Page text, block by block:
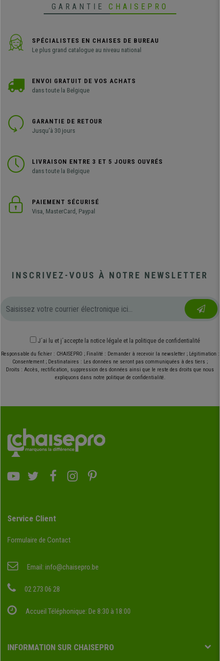
GARANTIE CHAISEPRO
SPÉCIALISTES EN CHAISES DE BUREAU
Le plus grand catalogue au niveau national
ENVOI GRATUIT DE VOS ACHATS
dans toute la Belgique
GARANTIE DE RETOUR
Jusqu'à 30 jours
LIVRAISON ENTRE 3 ET 5 JOURS OUVRÉS
dans toute la Belgique
PAIEMENT SÉCURISÉ
Visa, MasterCard, Paypal
INSCRIVEZ-VOUS À NOTRE NEWSLETTER
J´ai lu et j´accepte la notice légale et la politique de confidentialité
Responsable du fichier : CHAISEPRO ; Finalité : Demander à recevoir la newsletter ; Légitimation :
Consentement ; Destinataires : Les données ne seront pas communiquées à des tiers ;
Droits : Accès, rectification, suppression des données ainsi que le reste des droits que nous
expliquons dans notre politique de confidentialité.
Service Client
Formulaire de Contact
Email: info@chaisepro.be
02 273 06 28
Accueil Téléphonique: De 8:30 à 18:00
INFORMATION SUR CHAISEPRO